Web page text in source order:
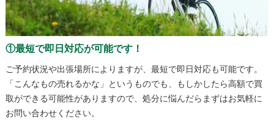
①最短で即日対応が可能です！
ご予約状況や出張場所によりますが、最短で即日対応も可能です。
「こんなもの売れるかな」というものでも、もしかしたら高額で買
取ができる可能性がありますので、処分に悩んだらまずはお気軽に
お問い合わせください。